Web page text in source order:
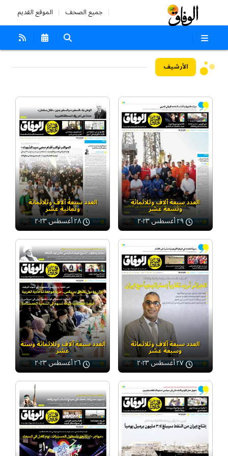
جميع الصحف الموقع القديم
الأرشيف
العدد سبعة آلاف وثلاثمائة
وتسعة عشر
٢٩ أغسطس ٢٠٢٣
العدد سبعة آلاف وثلاثمائة
وثمانية عشر
٢٨ أغسطس ٢٠٢٣
العدد سبعة آلاف وثلاثمائة
وسبعة عشر
٢٧ أغسطس ٢٠٢٣
العدد سبعة آلاف وثلاثمائة وستة
عشر
٢٦ أغسطس ٢٠٢٣